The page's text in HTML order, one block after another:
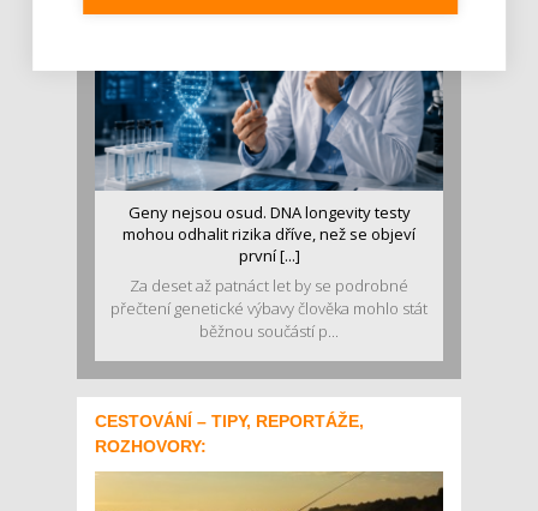
Geny nejsou osud. DNA longevity testy
mohou odhalit rizika dříve, než se objeví
první [...]
Za deset až patnáct let by se podrobné
přečtení genetické výbavy člověka mohlo stát
běžnou součástí p...
CESTOVÁNÍ – TIPY, REPORTÁŽE,
ROZHOVORY: